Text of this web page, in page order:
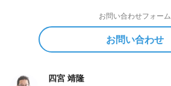
お問い合わせフォーム
お問い合わせ
四宮 靖隆